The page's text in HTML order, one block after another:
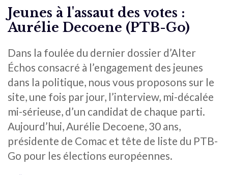
Jeunes à l'assaut des votes :
Aurélie Decoene (PTB-Go)
Dans la foulée du dernier dossier d’Alter
Échos consacré à l’engagement des jeunes
dans la politique, nous vous proposons sur le
site, une fois par jour, l’interview, mi-décalée
mi-sérieuse, d’un candidat de chaque parti.
Aujourd’hui, Aurélie Decoene, 30 ans,
présidente de Comac et tête de liste du PTB-
Go pour les élections européennes.